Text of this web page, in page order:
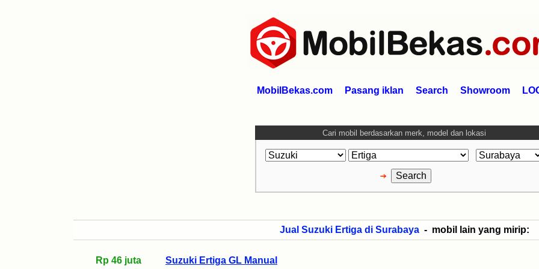
MobilBekas.com Pasang iklan Search Showroom
Cari mobil berdasarkan merk, model dan lokasi
Jual Suzuki Ertiga di Surabaya- mobil lain yang mirip:
Rp 46 juta Suzuki Ertiga GL Manual